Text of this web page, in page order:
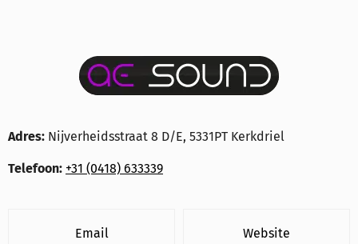
Adres: Nijverheidsstraat 8 D/E, 5331PT Kerkdriel
Telefoon: +31 (0418) 633339
Email Website